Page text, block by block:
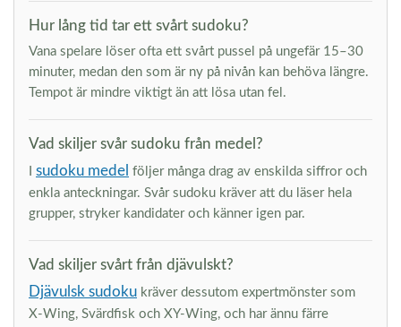
Hur lång tid tar ett svårt sudoku?
Vana spelare löser ofta ett svårt pussel på ungefär 15–30
minuter, medan den som är ny på nivån kan behöva längre.
Tempot är mindre viktigt än att lösa utan fel.
Vad skiljer svår sudoku från medel?
sudoku medel följer många drag av enskilda siffror och
enkla anteckningar. Svår sudoku kräver att du läser hela
grupper, stryker kandidater och känner igen par.
Vad skiljer svårt från djävulskt?
Djävulsk sudoku kräver dessutom expertmönster som
X-Wing, Svärdfisk och XY-Wing, och har ännu färre